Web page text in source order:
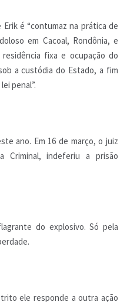
é “contumaz na prática de
em Cacoal, Rondônia, e
fixa e ocupação do
a custódia do Estado, a fim
penal”.
ano. Em 16 de março, o juiz
Criminal, indeferiu a prisão
do explosivo. Só pela
ele responde a outra ação